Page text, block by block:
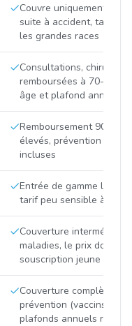
Couvre uniquement les
suite à accident, tarif
les grandes races
Consultations,
remboursées à 70-90
âge et plafond annuel
Remboursement 90-100
élevés, prévention et
incluses
Entrée de gamme
tarif peu sensible à la
Couverture
maladies, le prix double
souscription jeune et
Couverture complète
prévention (vaccins,
plafonds annuels